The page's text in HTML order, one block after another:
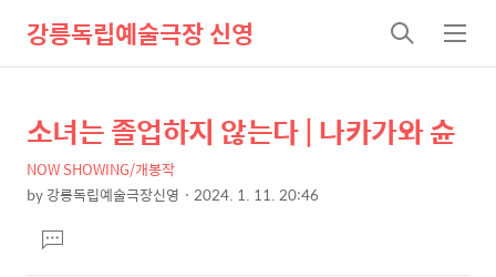
강릉독립예술극장 신영
검
색
메
뉴
상
세
컨
텐
츠
본
제
목
소녀는 졸업하지 않는다 | 나카가와 슌
NOW SHOWING/개봉작
by강릉독립예술극장신영 2024. 1. 11. 20:46
문댓
글